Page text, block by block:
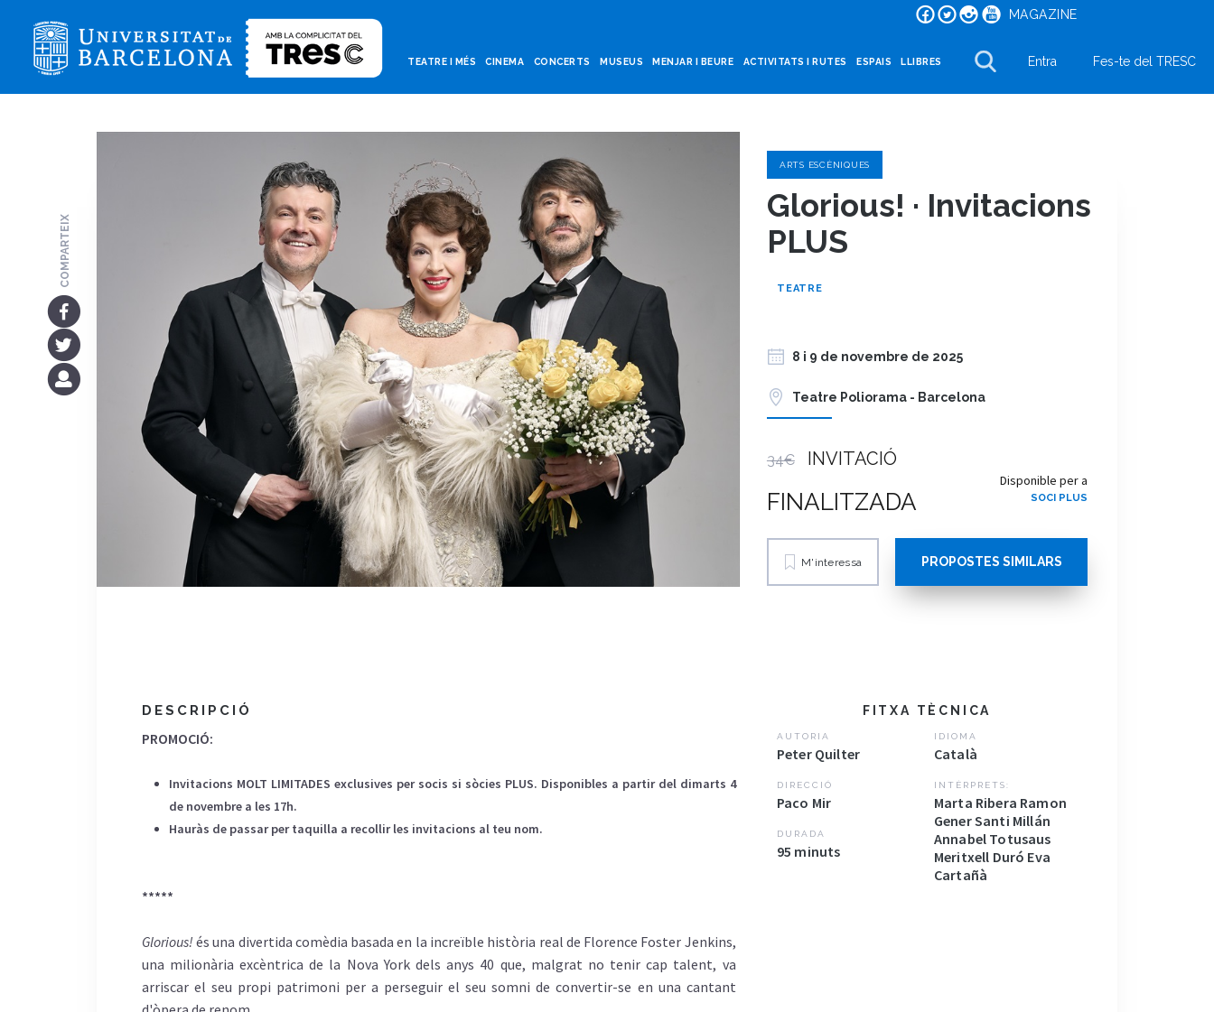
MAGAZINE
TEATRE I MÉS CINEMA CONCERTS MUSEUS MENJAR I BEURE ACTIVITATS I RUTES ESPAIS LLIBRES Entra Fes-te del TRESC
ARTS ESCÈNIQUES
Glorious! · Invitacions
PLUS
TEATRE
8 i 9 de novembre de 2025
Teatre Poliorama - Barcelona
34€ INVITACIÓ
FINALITZADA
Disponible per a
SOCI PLUS
M'interessa PROPOSTES SIMILARS
DESCRIPCIÓ
PROMOCIÓ:
Invitacions MOLT LIMITADES exclusives per socis si sòcies PLUS. Disponibles a partir del dimarts 4
de novembre a les 17h.
Hauràs de passar per taquilla a recollir les invitacions al teu nom.
*****
Glorious! és una divertida comèdia basada en la increïble història real de Florence Foster Jenkins,
una milionària excèntrica de la Nova York dels anys 40 que, malgrat no tenir cap talent, va
arriscar el seu propi patrimoni per a perseguir el seu somni de convertir-se en una cantant
FITXA TÈCNICA
AUTORIA
Peter Quilter
DIRECCIÓ
Paco Mir
DURADA
95 minuts
IDIOMA
Català
INTÈRPRETS:
Marta Ribera Ramon
Gener Santi Millán
Annabel Totusaus
Meritxell Duró Eva
Cartañà
COMPARTEIX